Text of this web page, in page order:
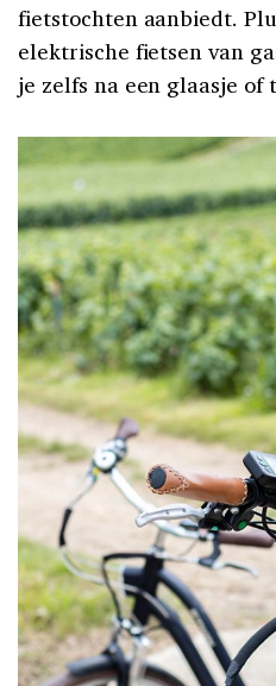
fietstochten aanbiedt.
elektrische fietsen van
je zelfs na een glaasje of